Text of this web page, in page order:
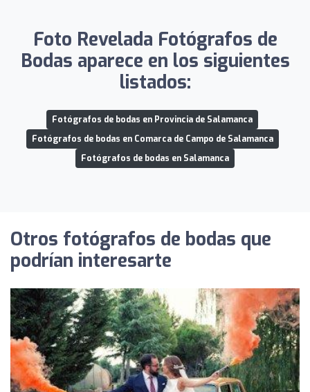
Foto Revelada Fotógrafos de
Bodas aparece en los siguientes
listados:
Fotógrafos de bodas en Provincia de Salamanca
Fotógrafos de bodas en Comarca de Campo de Salamanca
Fotógrafos de bodas en Salamanca
Otros fotógrafos de bodas que
podrían interesarte